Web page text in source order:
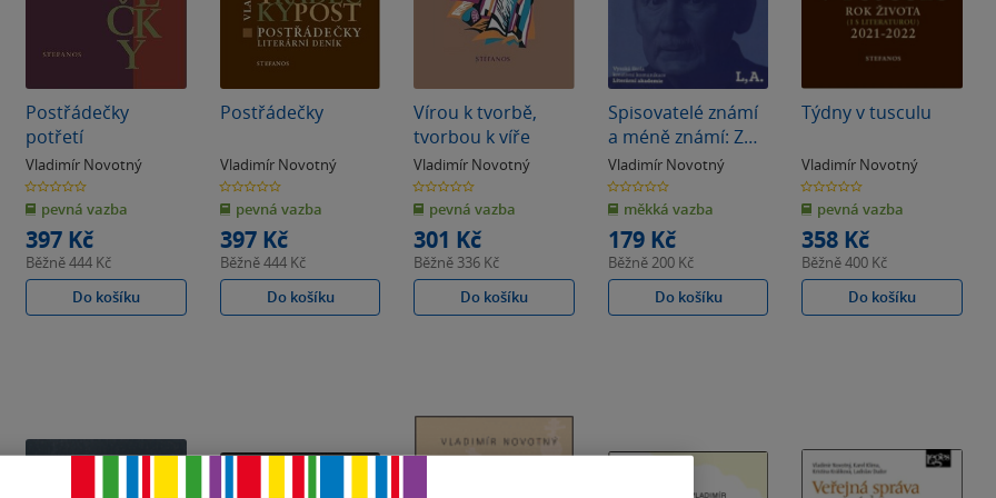
Postřádečky
potřetí
Vladimír Novotný
0.0
z
5
hvězdiček
pevná vazba
397 Kč
Běžně444 Kč
Do košíku
Postřádečky
Vladimír Novotný
0.0
z
5
hvězdiček
pevná vazba
397 Kč
Běžně444 Kč
Do košíku
Vírou k tvorbě,
tvorbou k víře
Vladimír Novotný
0.0
z
5
hvězdiček
pevná vazba
301 Kč
Běžně 336 Kč
Do košíku
Spisovatelé známí
a méně známí: Z
českého
literárního muzea
Vladimír Novotný
0.0
z
5
hvězdiček
měkká vazba
179 Kč
Běžně200 Kč
Do košíku
Týdny v tusculu
Vladimír Novotný
0.0
z
5
hvězdiček
pevná vazba
358 Kč
Běžně400 Kč
Do košíku